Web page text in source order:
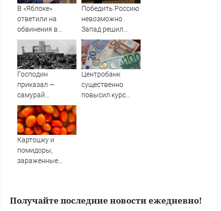
В «Яблоке»
ответили на
обвинения в
иностранном
финансировании
Победить Россию
невозможно.
Запад решил
противостоять ей
по-другому
(NetEase, Китай)
Господин
приказал —
самурай
исполнил: почему
японцы забыли,
кто сжег
Хиросиму
Центробанк
существенно
повысил курс
Картошку и
помидоры,
зараженные
Амурскую
Получайте последние новости ежедневно!